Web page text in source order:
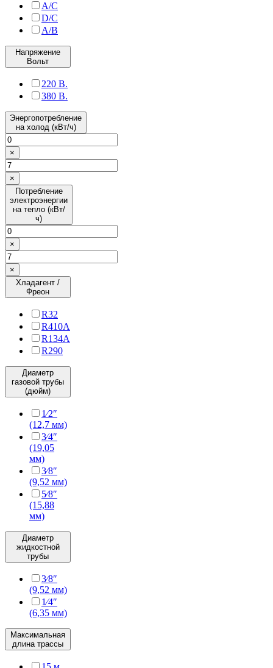
A/C
D/C
A/B
Напряжение
Вольт
220 В.
380 В.
Энергопотребление
на холод (кВт/ч)
×
×
Потребление
электроэнергии
на тепло (кВт/
ч)
×
×
Хладагент /
Фреон
R32
R410A
R134A
R290
Диаметр
газовой трубы
(дюйм)
1⁄2″
(12,7 мм)
3⁄4″
(19,05
мм)
3⁄8″
(9,52 мм)
5⁄8″
(15,88
мм)
Диаметр
жидкостной
трубы
3⁄8″
(9,52 мм)
1⁄4″
(6,35 мм)
Максимальная
длина трассы